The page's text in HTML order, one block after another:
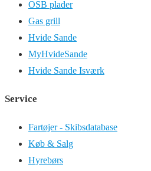
OSB plader
Gas grill
Hvide Sande
MyHvideSande
Hvide Sande Isværk
Service
Fartøjer - Skibsdatabase
Køb & Salg
Hyrebørs